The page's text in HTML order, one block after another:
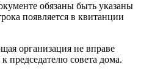
обязаны быть указаны
появляется в квитанции
организация не вправе
председателю совета дома.